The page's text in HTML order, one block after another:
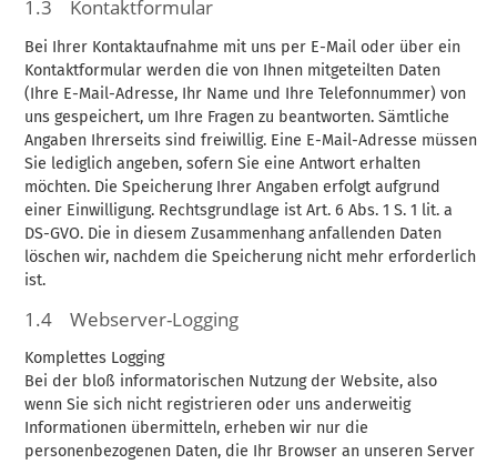
1.3 Kontaktformular
Bei Ihrer Kontaktaufnahme mit uns per E-Mail oder über ein
Kontaktformular werden die von Ihnen mitgeteilten Daten
(Ihre E-Mail-Adresse, Ihr Name und Ihre Telefonnummer) von
uns gespeichert, um Ihre Fragen zu beantworten. Sämtliche
Angaben Ihrerseits sind freiwillig. Eine E-Mail-Adresse müssen
Sie lediglich angeben, sofern Sie eine Antwort erhalten
möchten. Die Speicherung Ihrer Angaben erfolgt aufgrund
einer Einwilligung. Rechtsgrundlage ist Art. 6 Abs. 1 S. 1 lit. a
DS-GVO. Die in diesem Zusammenhang anfallenden Daten
löschen wir, nachdem die Speicherung nicht mehr erforderlich
ist.
1.4 Webserver-Logging
Komplettes Logging
Bei der bloß informatorischen Nutzung der Website, also
wenn Sie sich nicht registrieren oder uns anderweitig
Informationen übermitteln, erheben wir nur die
personenbezogenen Daten, die Ihr Browser an unseren Server